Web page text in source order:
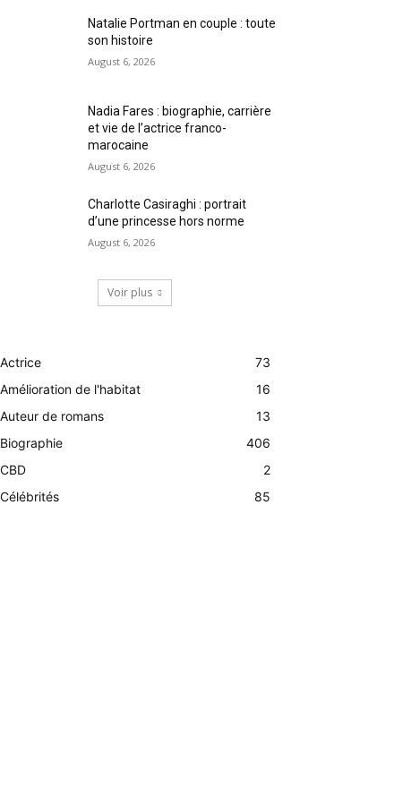
Natalie Portman en couple : toute
son histoire
August 6, 2026
Nadia Fares : biographie, carrière
et vie de l’actrice franco-
marocaine
August 6, 2026
Charlotte Casiraghi : portrait
d’une princesse hors norme
August 6, 2026
Voir plus
Actrice
73
Amélioration de l'habitat
16
Auteur de romans
13
Biographie
406
CBD
2
Célébrités
85